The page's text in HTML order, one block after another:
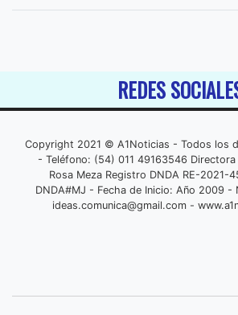
REDES
Copyright 2021 © A1Noticias - Todos los
- Teléfono: (54) 011 49163546
Rosa Meza Registro DNDA RE-2021-
DNDA#MJ - Fecha de Inicio: Año 2009 -
ideas.comunica@gmail.com-